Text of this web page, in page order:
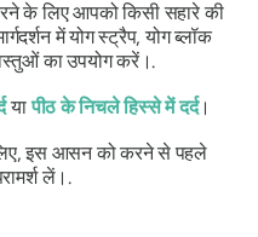
के लिए आपको किसी सहारे की
में योग स्ट्रैप, योग ब्लॉक
का उपयोग करें।.
यापीठ के निचले हिस्से में दर्द।
इस आसन को करने से पहले
लें।.